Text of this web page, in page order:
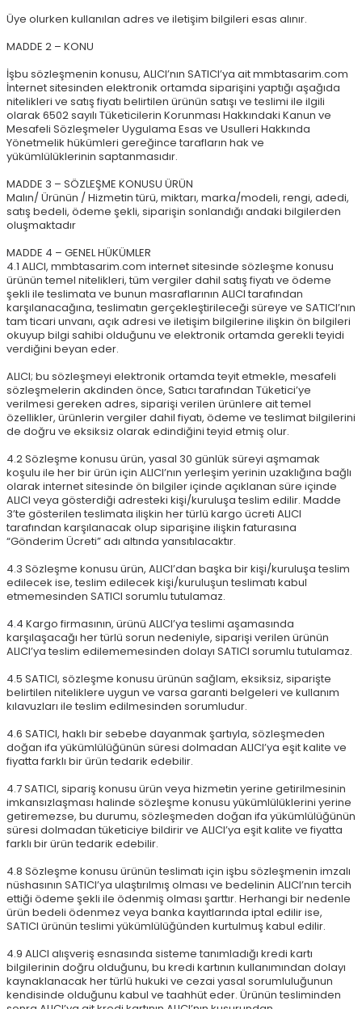
Üye olurken kullanılan adres ve iletişim bilgileri esas alınır.
MADDE 2 – KONU
İşbu sözleşmenin konusu, ALICI’nın SATICI’ya ait mmbtasarim.com
İnternet sitesinden elektronik ortamda siparişini yaptığı aşağıda
nitelikleri ve satış fiyatı belirtilen ürünün satışı ve teslimi ile ilgili
olarak 6502 sayılı Tüketicilerin Korunması Hakkındaki Kanun ve
Mesafeli Sözleşmeler Uygulama Esas ve Usulleri Hakkında
Yönetmelik hükümleri gereğince tarafların hak ve
yükümlülüklerinin saptanmasıdır.
MADDE 3 – SÖZLEŞME KONUSU ÜRÜN
Malın/ Ürünün / Hizmetin türü, miktarı, marka/modeli, rengi, adedi,
satış bedeli, ödeme şekli, siparişin sonlandığı andaki bilgilerden
oluşmaktadır
MADDE 4 – GENEL HÜKÜMLER
4.1 ALICI, mmbtasarim.com internet sitesinde sözleşme konusu
ürünün temel nitelikleri, tüm vergiler dahil satış fiyatı ve ödeme
şekli ile teslimata ve bunun masraflarının ALICI tarafından
karşılanacağına, teslimatın gerçekleştirileceği süreye ve SATICI’nın
tam ticari unvanı, açık adresi ve iletişim bilgilerine ilişkin ön bilgileri
okuyup bilgi sahibi olduğunu ve elektronik ortamda gerekli teyidi
verdiğini beyan eder.
ALICI; bu sözleşmeyi elektronik ortamda teyit etmekle, mesafeli
sözleşmelerin akdinden önce, Satıcı tarafından Tüketici’ye
verilmesi gereken adres, siparişi verilen ürünlere ait temel
özellikler, ürünlerin vergiler dahil fiyatı, ödeme ve teslimat bilgilerini
de doğru ve eksiksiz olarak edindiğini teyid etmiş olur.
4.2 Sözleşme konusu ürün, yasal 30 günlük süreyi aşmamak
koşulu ile her bir ürün için ALICI’nın yerleşim yerinin uzaklığına bağlı
olarak internet sitesinde ön bilgiler içinde açıklanan süre içinde
ALICI veya gösterdiği adresteki kişi/kuruluşa teslim edilir. Madde
3’te gösterilen teslimata ilişkin her türlü kargo ücreti ALICI
tarafından karşılanacak olup siparişine ilişkin faturasına
“Gönderim Ücreti” adı altında yansıtılacaktır.
4.3 Sözleşme konusu ürün, ALICI’dan başka bir kişi/kuruluşa teslim
edilecek ise, teslim edilecek kişi/kuruluşun teslimatı kabul
etmemesinden SATICI sorumlu tutulamaz.
4.4 Kargo firmasının, ürünü ALICI’ya teslimi aşamasında
karşılaşacağı her türlü sorun nedeniyle, siparişi verilen ürünün
ALICI’ya teslim edilememesinden dolayı SATICI sorumlu tutulamaz.
4.5 SATICI, sözleşme konusu ürünün sağlam, eksiksiz, siparişte
belirtilen niteliklere uygun ve varsa garanti belgeleri ve kullanım
kılavuzları ile teslim edilmesinden sorumludur.
4.6 SATICI, haklı bir sebebe dayanmak şartıyla, sözleşmeden
doğan ifa yükümlülüğünün süresi dolmadan ALICI’ya eşit kalite ve
fiyatta farklı bir ürün tedarik edebilir.
4.7 SATICI, sipariş konusu ürün veya hizmetin yerine getirilmesinin
imkansızlaşması halinde sözleşme konusu yükümlülüklerini yerine
getiremezse, bu durumu, sözleşmeden doğan ifa yükümlülüğünün
süresi dolmadan tüketiciye bildirir ve ALICI’ya eşit kalite ve fiyatta
farklı bir ürün tedarik edebilir.
4.8 Sözleşme konusu ürünün teslimatı için işbu sözleşmenin imzalı
nüshasının SATICI’ya ulaştırılmış olması ve bedelinin ALICI’nın tercih
ettiği ödeme şekli ile ödenmiş olması şarttır. Herhangi bir nedenle
ürün bedeli ödenmez veya banka kayıtlarında iptal edilir ise,
SATICI ürünün teslimi yükümlülüğünden kurtulmuş kabul edilir.
4.9 ALICI alışveriş esnasında sisteme tanımladığı kredi kartı
bilgilerinin doğru olduğunu, bu kredi kartının kullanımından dolayı
kaynaklanacak her türlü hukuki ve cezai yasal sorumluluğunun
kendisinde olduğunu kabul ve taahhüt eder. Ürünün tesliminden